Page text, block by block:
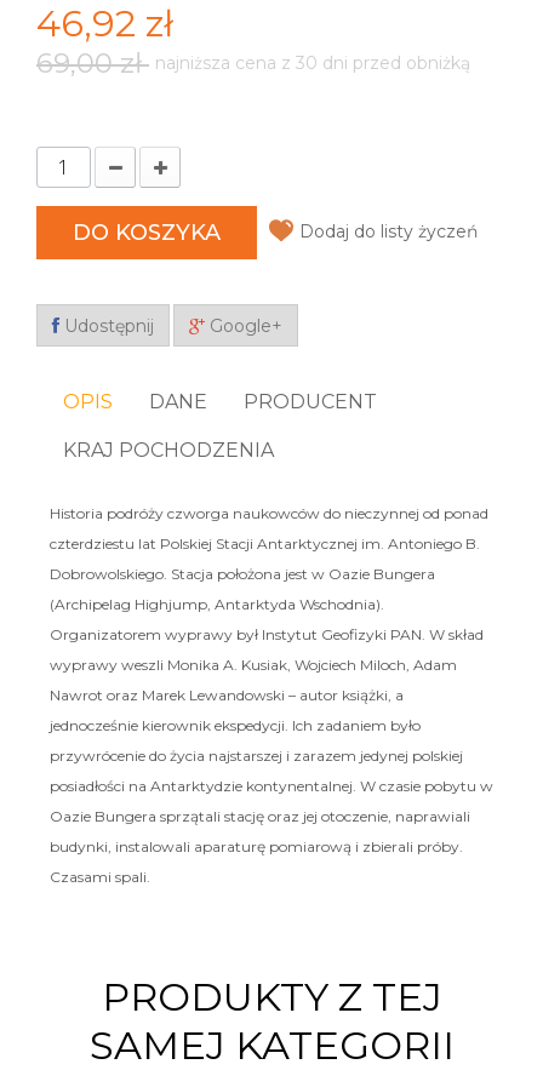
46,92 zł
69,00 zł najniższa cena z 30 dni przed obniżką
DO KOSZYKA Dodaj do listy życzeń
Udostępnij Google+
OPIS DANE PRODUCENT
KRAJ POCHODZENIA
Historia podróży czworga naukowców do nieczynnej od ponad
czterdziestu lat Polskiej Stacji Antarktycznej im. Antoniego B.
Dobrowolskiego. Stacja położona jest w Oazie Bungera
(Archipelag Highjump, Antarktyda Wschodnia).
Organizatorem wyprawy był Instytut Geofizyki PAN. W skład
wyprawy weszli Monika A. Kusiak, Wojciech Miloch, Adam
Nawrot oraz Marek Lewandowski – autor książki, a
jednocześnie kierownik ekspedycji. Ich zadaniem było
przywrócenie do życia najstarszej i zarazem jedynej polskiej
posiadłości na Antarktydzie kontynentalnej. W czasie pobytu w
Oazie Bungera sprzątali stację oraz jej otoczenie, naprawiali
budynki, instalowali aparaturę pomiarową i zbierali próby.
Czasami spali.
PRODUKTY Z TEJ
SAMEJ KATEGORII